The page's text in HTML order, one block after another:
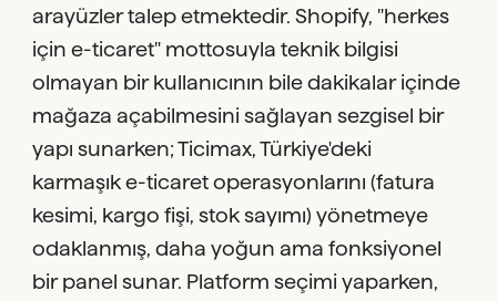
arayüzler talep etmektedir. Shopify, "herkes
için e-ticaret" mottosuyla teknik bilgisi
olmayan bir kullanıcının bile dakikalar içinde
mağaza açabilmesini sağlayan sezgisel bir
yapı sunarken; Ticimax, Türkiye'deki
karmaşık e-ticaret operasyonlarını (fatura
kesimi, kargo fişi, stok sayımı) yönetmeye
odaklanmış, daha yoğun ama fonksiyonel
bir panel sunar. Platform seçimi yaparken,